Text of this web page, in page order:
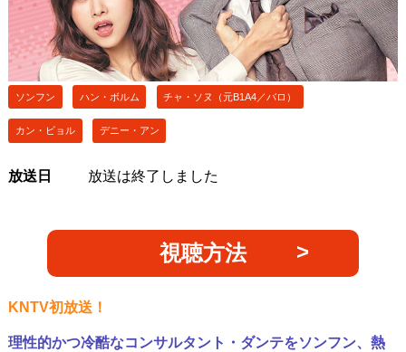
ソンフン ハン・ボルム チャ・ソヌ（元B1A4／バロ）
カン・ビョル デニー・アン
放送日 放送は終了しました
視聴方法
KNTV初放送！
理性的かつ冷酷なコンサルタント・ダンテをソンフン、熱